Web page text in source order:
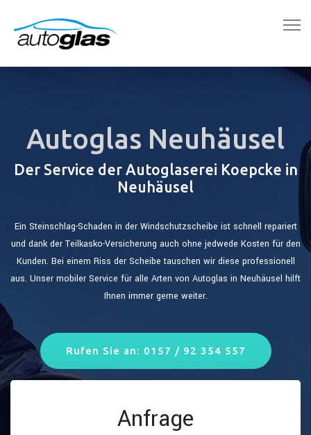
Autoglas Neuhäusel
Der Service der Autoglaserei Koepcke in
Neuhäusel
Ein Steinschlag-Schaden in der Windschutzscheibe ist schnell repariert
und dank der Teilkasko-Versicherung auch ohne jedwede Kosten für den
Kunden. Bei einem Riss der Scheibe tauschen wir diese professionell
aus. Unser mobiler Service für alle Arten von Autoglas in Neuhäusel hilft
Ihnen immer gerne weiter.
Rufen Sie an: 0157 / 92 354 557
Anfrage